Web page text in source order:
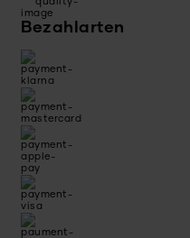
Bezahlarten